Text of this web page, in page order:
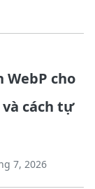
WebP cho
cách tự
7, 2026